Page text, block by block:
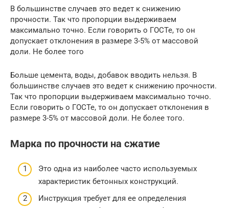
В большинстве случаев это ведет к снижению
прочности. Так что пропорции выдерживаем
максимально точно. Если говорить о ГОСТе, то он
допускает отклонения в размере 3-5% от массовой
доли. Не более того
Больше цемента, воды, добавок вводить нельзя. В
большинстве случаев это ведет к снижению прочности.
Так что пропорции выдерживаем максимально точно.
Если говорить о ГОСТе, то он допускает отклонения в
размере 3-5% от массовой доли. Не более того.
Марка по прочности на сжатие
Это одна из наиболее часто используемых
характеристик бетонных конструкций.
Инструкция требует для ее определения